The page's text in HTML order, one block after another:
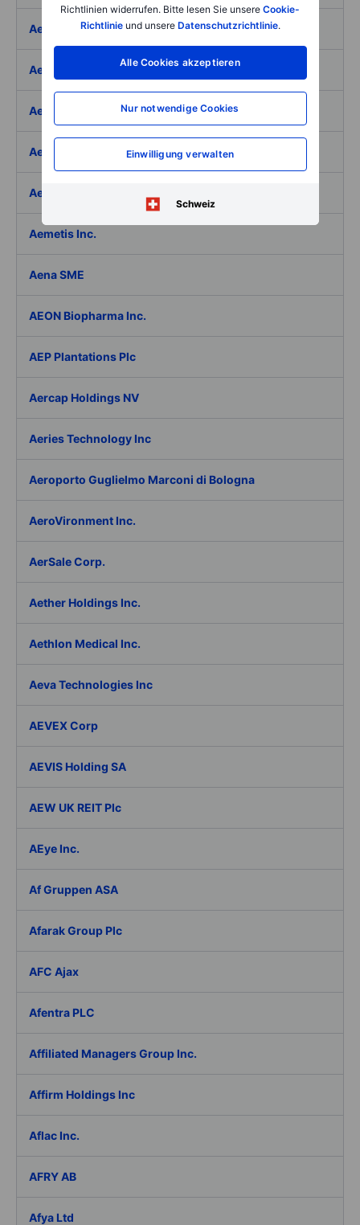
Richtlinien widerrufen. Bitte lesen Sie unsere Cookie-
Richtlinieund unsere Datenschutzrichtlinie.
Alle Cookies akzeptieren
Nur notwendige Cookies
Einwilligung verwalten
Schweiz
Aeffe
Aegon Ltd
Aegon Ltd. - ADR
Aehr Test Systems
Aeluma Inc.
Aemetis Inc.
Aena SME
AEON Biopharma Inc.
AEP Plantations Plc
Aercap Holdings NV
Aeries Technology Inc
Aeroporto Guglielmo Marconi di Bologna
AeroVironment Inc.
AerSale Corp.
Aether Holdings Inc.
Aethlon Medical Inc.
Aeva Technologies Inc
AEVEX Corp
AEVIS Holding SA
AEW UK REIT Plc
AEye Inc.
Af Gruppen ASA
Afarak Group Plc
AFC Ajax
Afentra PLC
Affiliated Managers Group Inc.
Affirm Holdings Inc
Aflac Inc.
AFRY AB
Afya Ltd